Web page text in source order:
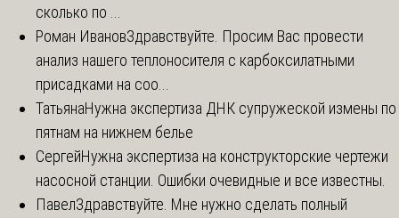
сколько по ...
Роман ИвановЗдравствуйте. Просим Вас провести
анализ нашего теплоносителя с карбоксилатными
присадками на соо...
ТатьянаНужна экспертиза ДНК супружеской измены по
пятнам на нижнем белье
СергейНужна экспертиза на конструкторские чертежи
насосной станции. Ошибки очевидные и все известны.
ПавелЗдравствуйте. Мне нужно сделать полный